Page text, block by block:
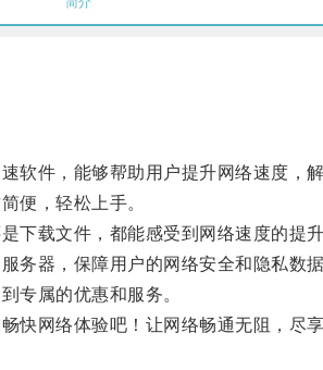
件，能够帮助用户提升网络速度，解
，轻松上手。
载文件，都能感受到网络速度的提升
器，保障用户的网络安全和隐私数据
属的优惠和服务。
网络体验吧！让网络畅通无阻，尽享